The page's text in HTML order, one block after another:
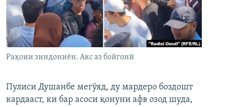
Раҳоии зиндониён. Акс аз бойгонӣ
Пулиси Душанбе мегӯяд, ду мардеро боздошт
кардааст, ки бар асоси қонуни афв озод шуда,